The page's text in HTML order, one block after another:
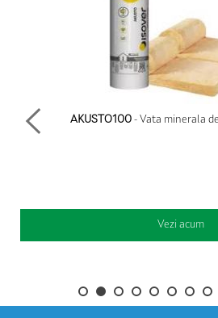
AKUSTO100- Vata minerala
Vezi acum